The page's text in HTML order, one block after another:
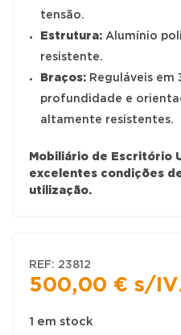
tensão.
Estrutura: Alumínio
resistente.
Braços: Reguláveis em
profundidade e
altamente resistentes.
Mobiliário de Escritório
excelentes condições
utilização.
REF: 23812
500,00 € s/
1 em stock